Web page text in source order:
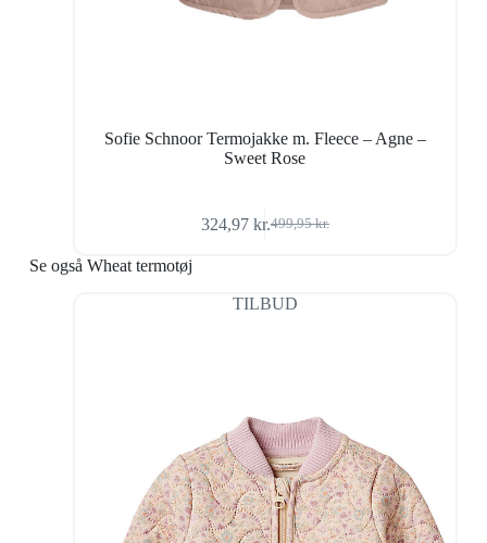
Sofie Schnoor Termojakke m. Fleece – Agne –
Sweet Rose
499,95kr.
Den
499,95 kr..
324,97 kr.Den
324,97 kr..
Se også Wheat termotøj
TILBUD